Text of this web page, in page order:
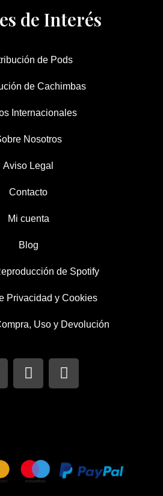
de Interés
de Pods
de Cachimbas
Internacionales
Nosotros
Aviso Legal
Contacto
Mi cuenta
Blog
de Spotify
Privacidad y Cookies
Uso y Devolución
T
w
i
r
F
a
c
k